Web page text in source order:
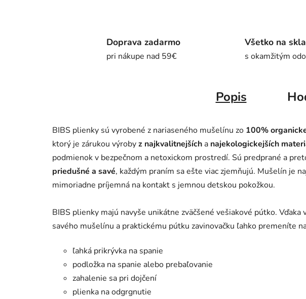
Doprava zadarmo
pri nákupe nad 59€
Všetko na
s okamžitým
Popis
BIBS plienky sú vyrobené z nariaseného mušelínu zo 100%
ktorý je zárukou výrobyz najkvalitnejších a najekologickejších
podmienok v bezpečnom a netoxickom prostredí. Sú predprané a
priedušné a savé, každým praním sa ešte viac zjemňujú. Mušelín je
mimoriadne príjemná na kontakt s jemnou detskou pokožkou.
BIBS plienky majú navyše unikátne zväčšené vešiakové pútko.
savého mušelínu a praktickému pútku zavinovačku ľahko premeníte
ľahká prikrývka na spanie
podložka na spanie alebo prebaľovanie
zahalenie sa pri dojčení
plienka na odgrgnutie